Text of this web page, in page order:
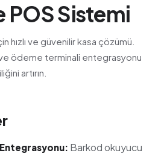
POS Sistemi
hızlı ve güvenilir kasa çözümü.
ödeme terminali entegrasyonu
artırın.
: Barkod okuyucu